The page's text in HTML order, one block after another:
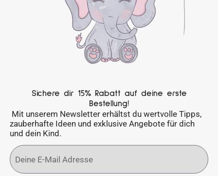
Sichere dir 15% Rabatt auf deine erste
Bestellung!
Mit unserem Newsletter erhältst du wertvolle Tipps,
zauberhafte Ideen und exklusive Angebote für dich
und dein Kind.